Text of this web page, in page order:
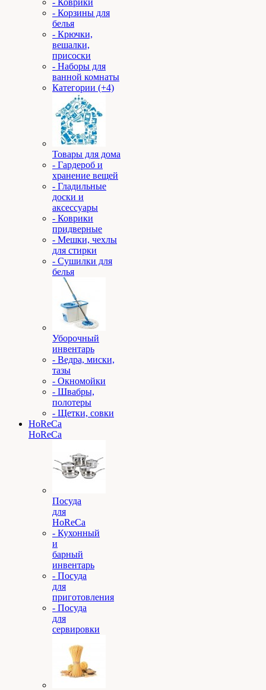
- Коврики
- Корзины для
белья
- Крючки,
вешалки,
присоски
- Наборы для
ванной комнаты
Категории (+4)
Товары для дома
- Гардероб и
хранение вещей
- Гладильные
доски и
аксессуары
- Коврики
придверные
- Мешки, чехлы
для стирки
- Сушилки для
белья
Уборочный
инвентарь
- Ведра, миски,
тазы
- Окномойки
- Швабры,
полотеры
- Щетки, совки
HoReCa
HoReCa
Посуда
для
HoReCa
- Кухонный
и
барный
инвентарь
- Посуда
для
приготовления
- Посуда
для
сервировки